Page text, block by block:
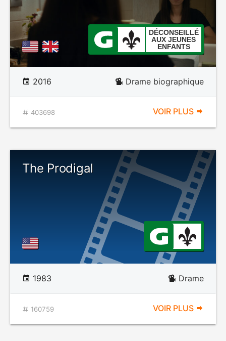
DÉCONSEILLÉ
AUX JEUNES
ENFANTS
2016 Drame biographique
403698 VOIR PLUS
The Prodigal
1983 Drame
160759 VOIR PLUS